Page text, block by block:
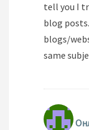
tell you I
blog
blogs/
same